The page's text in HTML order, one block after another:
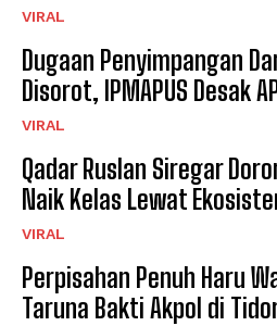
VIRAL
Dugaan Penyimpangan
Disorot, IPMAPUS Desak
VIRAL
Qadar Ruslan Siregar
Naik Kelas Lewat
VIRAL
Perpisahan Penuh Haru
Taruna Bakti Akpol di